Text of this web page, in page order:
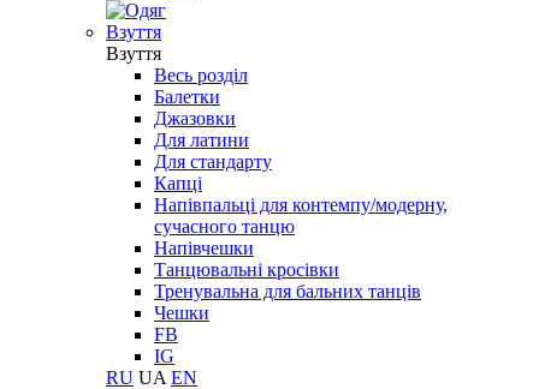
Взуття
Взуття
Весь розділ
Балетки
Джазовки
Для латини
Для стандарту
Капці
Напівпальці для контемпу/модерну,
сучасного танцю
Напівчешки
Танцювальні кросівки
Тренувальна для бальних танців
Чешки
FB
IG
RU UA EN